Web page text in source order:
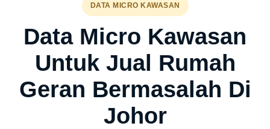
DATA MICRO KAWASAN
Data Micro Kawasan
Untuk Jual Rumah
Geran Bermasalah Di
Johor